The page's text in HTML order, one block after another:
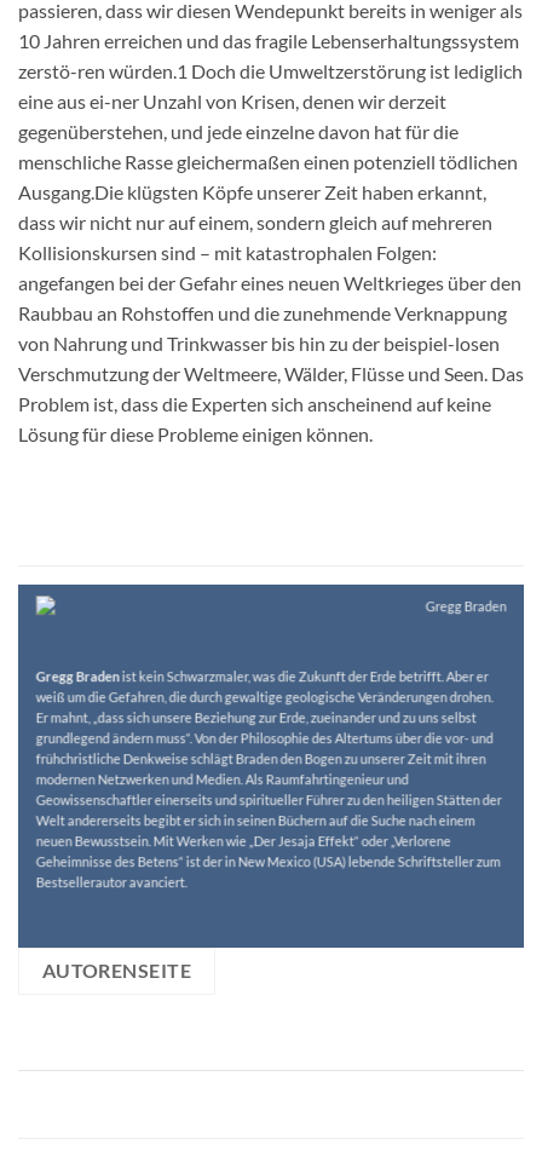
passieren, dass wir diesen Wendepunkt bereits in weniger als
10 Jahren erreichen und das fragile Lebenserhaltungssystem
zerstö-ren würden.1 Doch die Umweltzerstörung ist lediglich
eine aus ei-ner Unzahl von Krisen, denen wir derzeit
gegenüberstehen, und jede einzelne davon hat für die
menschliche Rasse gleichermaßen einen potenziell tödlichen
Ausgang.Die klügsten Köpfe unserer Zeit haben erkannt,
dass wir nicht nur auf einem, sondern gleich auf mehreren
Kollisionskursen sind – mit katastrophalen Folgen:
angefangen bei der Gefahr eines neuen Weltkrieges über den
Raubbau an Rohstoffen und die zunehmende Verknappung
von Nahrung und Trinkwasser bis hin zu der beispiel-losen
Verschmutzung der Weltmeere, Wälder, Flüsse und Seen. Das
Problem ist, dass die Experten sich anscheinend auf keine
Lösung für diese Probleme einigen können.
Gregg Bradenist kein Schwarzmaler, was die Zukunft der Erde betrifft. Aber er
weiß um die Gefahren, die durch gewaltige geologische Veränderungen drohen.
Er mahnt, „dass sich unsere Beziehung zur Erde, zueinander und zu uns selbst
grundlegend ändern muss“. Von der Philosophie des Altertums über die vor- und
frühchristliche Denkweise schlägt Braden den Bogen zu unserer Zeit mit ihren
modernen Netzwerken und Medien. Als Raumfahrtingenieur und
Geowissenschaftler einerseits und spiritueller Führer zu den heiligen Stätten der
Welt andererseits begibt er sich in seinen Büchern auf die Suche nach einem
neuen Bewusstsein. Mit Werken wie „Der Jesaja Effekt“ oder „Verlorene
Geheimnisse des Betens“ ist der in New Mexico (USA) lebende Schriftsteller zum
Bestsellerautor avanciert.
AUTORENSEITE